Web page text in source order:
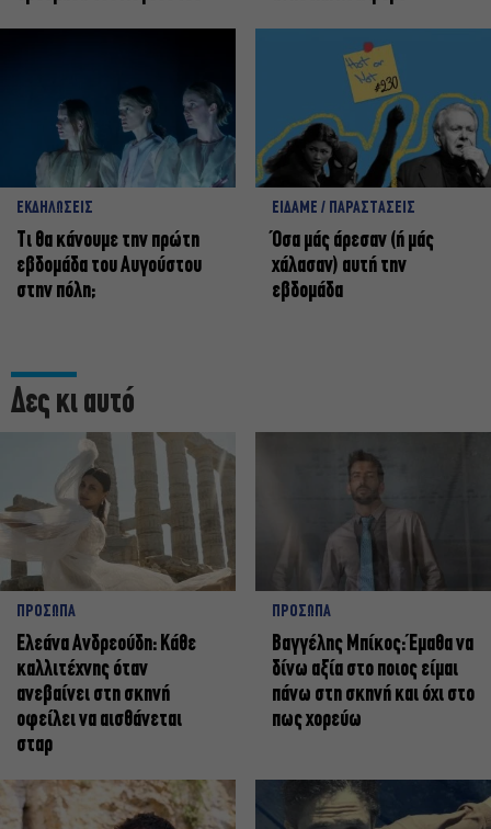
ΕΚΔΗΛΩΣΕΙΣ
Τι θα κάνουμε την πρώτη
εβδομάδα του Αυγούστου
στην πόλη;
ΕΙΔΑΜΕ / ΠΑΡΑΣΤΑΣΕΙΣ
Όσα μάς άρεσαν (ή μάς
χάλασαν) αυτή την
εβδομάδα
Δες κι αυτό
ΠΡΟΣΩΠΑ
Ελεάνα Ανδρεούδη: Κάθε
καλλιτέχνης όταν
ανεβαίνει στη σκηνή
οφείλει να αισθάνεται
σταρ
ΠΡΟΣΩΠΑ
Βαγγέλης Μπίκος: Έμαθα να
δίνω αξία στο ποιος είμαι
πάνω στη σκηνή και όχι στο
πως χορεύω